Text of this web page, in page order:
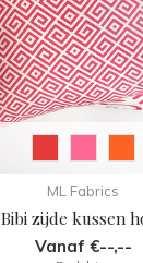
ML Fabrics
Bibi zijde kussen
Vanaf €--,--